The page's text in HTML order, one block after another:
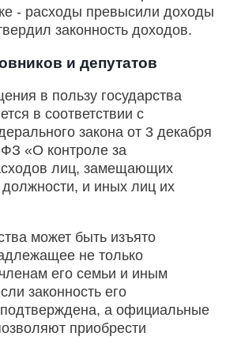
- расходы превысили доходы
законность доходов.
и депутатов
в пользу государства
в соответствии с
закона от 3 декабря
«О контроле за
лиц, замещающих
должности, и иных лиц их
может быть изъято
не только
его семьи и иным
законность его
а официальные
приобрести